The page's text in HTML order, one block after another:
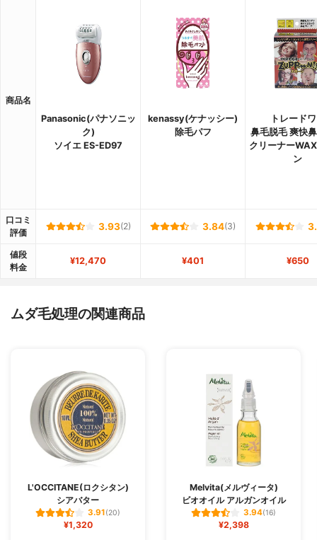
商品名
Panasonic(パナソニッ
ク)
ソイエ ES-ED97
kenassy(ケナッシー)
除毛パフ
トレード
鼻毛脱毛 爽快
クリーナー
ン
口コミ
評価
3.93(2) 3.84(3)
値段
料金
¥12,470 ¥401 ¥650
ムダ毛処理の関連商品
L'OCCITANE(ロクシタン)
シアバター
3.91(20)
¥1,320
Melvita(メルヴィータ)
ビオオイル アルガンオイル
3.94(16)
¥2,398